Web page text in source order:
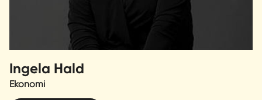
Spanien
Ingela Hald
Ekonomi